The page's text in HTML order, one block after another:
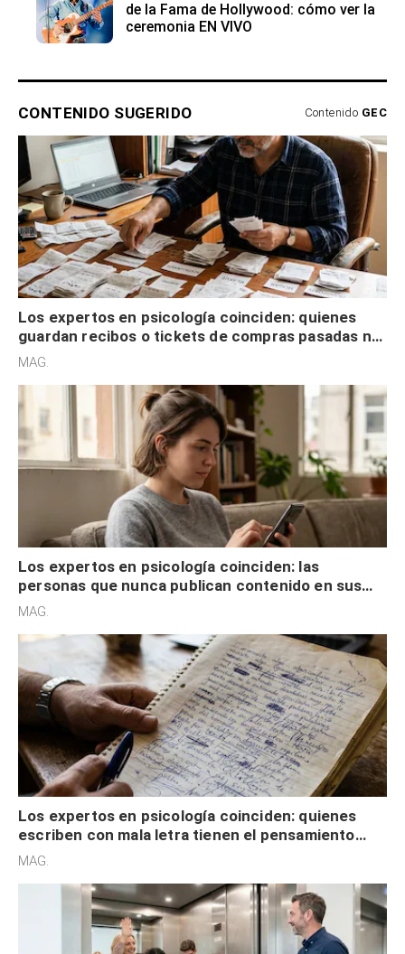
de la Fama de Hollywood: cómo ver la
ceremonia EN VIVO
CONTENIDO SUGERIDO Contenido GEC
Los expertos en psicología coinciden: quienes
guardan recibos o tickets de compras pasadas no
son acumuladores, sino que tienen necesidad de
MAG.
Los expertos en psicología coinciden: las
personas que nunca publican contenido en sus
redes sociales no pretenden buscar validación
MAG.
Los expertos en psicología coinciden: quienes
escriben con mala letra tienen el pensamiento
acelerado y no lo hacen por desinterés
MAG.